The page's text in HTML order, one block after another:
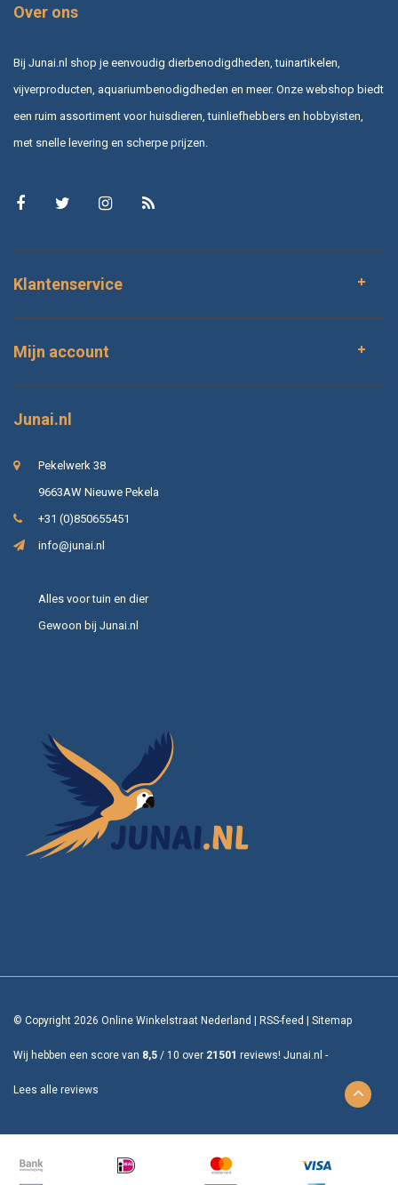
Over ons
Bij Junai.nl shop je eenvoudig dierbenodigdheden, tuinartikelen,
vijverproducten, aquariumbenodigdheden en meer. Onze webshop biedt
een ruim assortiment voor huisdieren, tuinliefhebbers en hobbyisten,
met snelle levering en scherpe prijzen.
Klantenservice
Mijn account
Junai.nl
Pekelwerk 38
9663AW Nieuwe Pekela
+31 (0)850655451
info@junai.nl
Alles voor tuin en dier
Gewoon bij Junai.nl
© Copyright 2026 Online Winkelstraat Nederland RSS-feed Sitemap
Wij hebben een score van 8,5 / 10 over 21501 reviews! Junai.nl -
Lees alle reviews